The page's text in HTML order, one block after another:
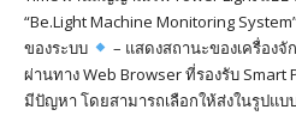
“Be.Light Machine Monitoring
ของระบบ
– แสดงสถานะของเครื่องจั
ผ่านทาง Web Browser ที่รองรับ Smart
มีปัญหา โดยสามารถเลือกให้ส่งในรูปแ